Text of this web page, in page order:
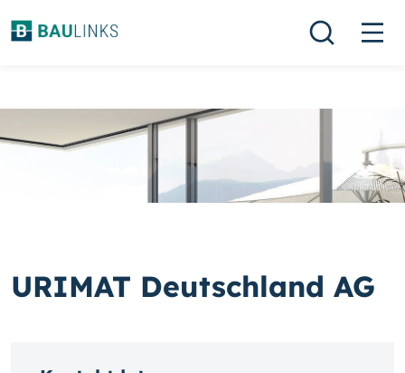
URIMAT Deutschland AG